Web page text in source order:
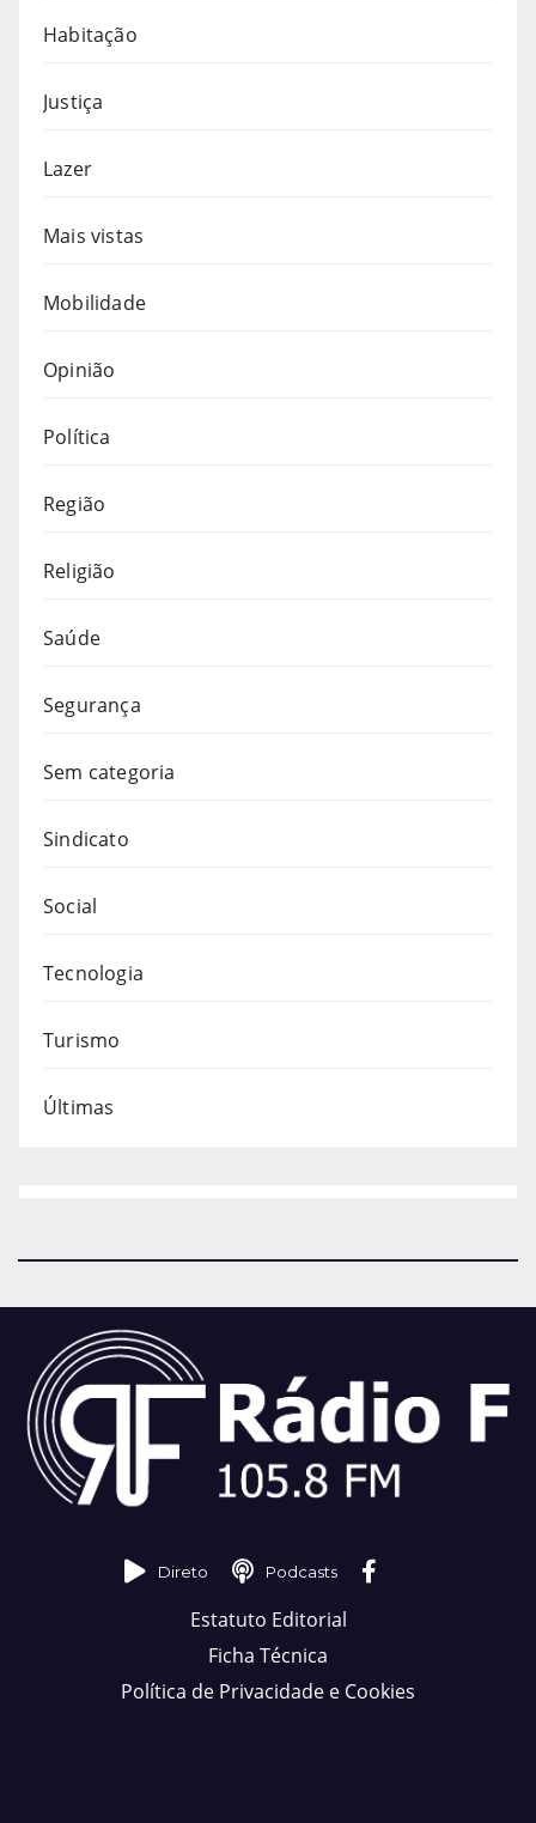
Habitação
Justiça
Lazer
Mais vistas
Mobilidade
Opinião
Política
Região
Religião
Saúde
Segurança
Sem categoria
Sindicato
Social
Tecnologia
Turismo
Últimas
Direto Podcasts
Estatuto Editorial
Ficha Técnica
Política de Privacidade e Cookies